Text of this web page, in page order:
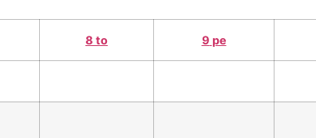
8 to 9 pe